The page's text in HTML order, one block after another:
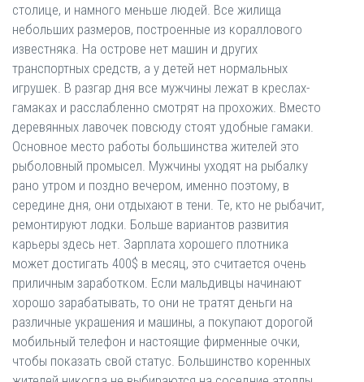
столице, и намного меньше людей. Все жилища
небольших размеров, построенные из кораллового
известняка. На острове нет машин и других
транспортных средств, а у детей нет нормальных
игрушек. В разгар дня все мужчины лежат в креслах-
гамаках и расслабленно смотрят на прохожих. Вместо
деревянных лавочек повсюду стоят удобные гамаки.
Основное место работы большинства жителей это
рыболовный промысел. Мужчины уходят на рыбалку
рано утром и поздно вечером, именно поэтому, в
середине дня, они отдыхают в тени. Те, кто не рыбачит,
ремонтируют лодки. Больше вариантов развития
карьеры здесь нет. Зарплата хорошего плотника
может достигать 400$ в месяц, это считается очень
приличным заработком. Если мальдивцы начинают
хорошо зарабатывать, то они не тратят деньги на
различные украшения и машины, а покупают дорогой
мобильный телефон и настоящие фирменные очки,
чтобы показать свой статус. Большинство коренных